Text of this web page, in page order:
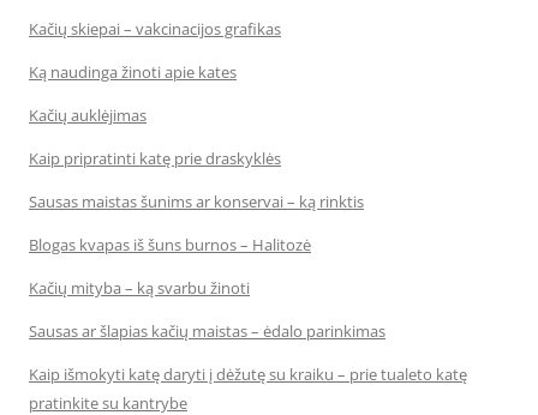
Kačių skiepai – vakcinacijos grafikas
Ką naudinga žinoti apie kates
Kačių auklėjimas
Kaip pripratinti katę prie draskyklės
Sausas maistas šunims ar konservai – ką rinktis
Blogas kvapas iš šuns burnos – Halitozė
Kačių mityba – ką svarbu žinoti
Sausas ar šlapias kačių maistas – ėdalo parinkimas
Kaip išmokyti katę daryti į dėžutę su kraiku – prie tualeto katę
pratinkite su kantrybe